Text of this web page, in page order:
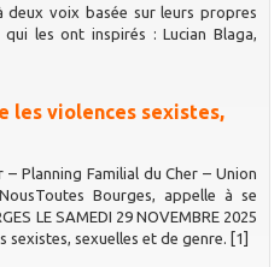
deux voix basée sur leurs propres
les ont inspirés : Lucian Blaga,
les violences sexistes,
– Planning Familial du Cher – Union
Bourges, appelle à se
LE SAMEDI 29 NOVEMBRE 2025
sexuelles et de genre. [1]